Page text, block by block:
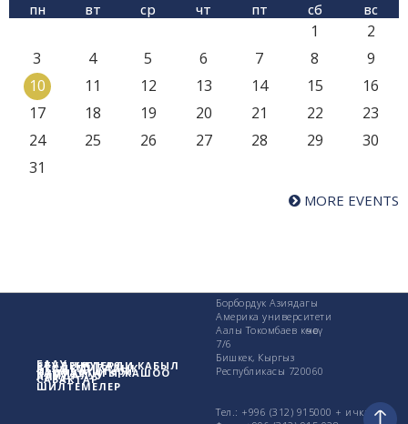
пн вт ср чт пт сб вс
1
2
3
4 5 6 7 8
9
10
11 12 13 14 15
16
17
18 19 20 21 22
23
24
25 26 27 28 29
30
31
MORE EVENTS
БААУ жөнүндө
СТУДЕНТТЕРДИ КАБЫЛ
АЛУУ
АКАДЕМИКАЛЫК
САБАКТАР
Изилдөө иштери
КАМПУСТАГЫ ЖАШОО
ПАЙДАЛУУ
ШИЛТЕМЕЛЕР
Борбордук Азиядагы
Америка университети
Аалы Токомбаев көчөсү
7/6
Бишкек, Кыргыз
Республикасы 720060
Тел.: +996 (312) 915000 + ички.